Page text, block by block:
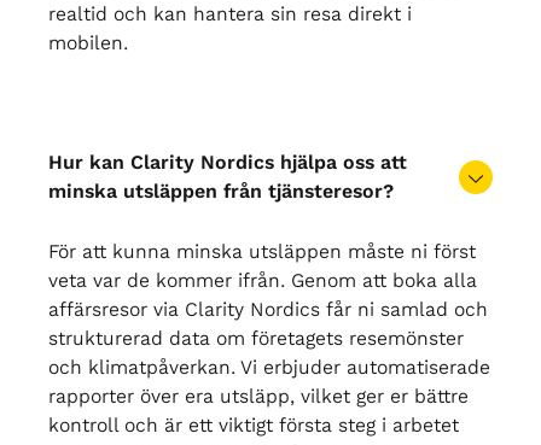
realtid och kan hantera sin resa direkt i
mobilen.
Hur kan Clarity Nordics hjälpa oss att
minska utsläppen från tjänsteresor?
För att kunna minska utsläppen måste ni först
veta var de kommer ifrån. Genom att boka alla
affärsresor via Clarity Nordics får ni samlad och
strukturerad data om företagets resemönster
och klimatpåverkan. Vi erbjuder automatiserade
rapporter över era utsläpp, vilket ger er bättre
kontroll och är ett viktigt första steg i arbetet